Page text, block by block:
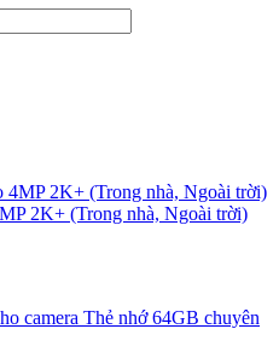
2K+ (Trong nhà, Ngoài trời)
Thẻ nhớ 64GB chuyên